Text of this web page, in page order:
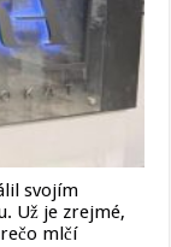
svojím
Už je zrejmé,
mlčí